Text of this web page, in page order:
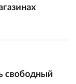
свободный